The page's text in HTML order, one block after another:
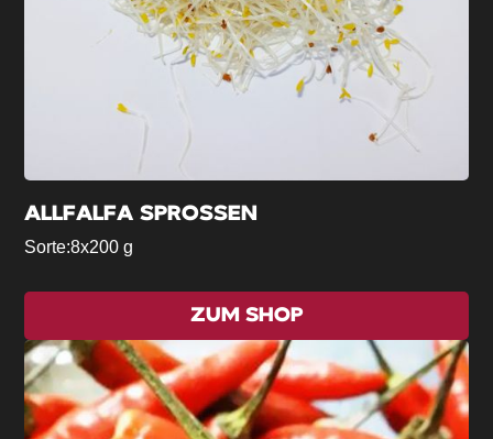
ALLFALFA SPROSSEN
Sorte:8x200 g
ZUM SHOP